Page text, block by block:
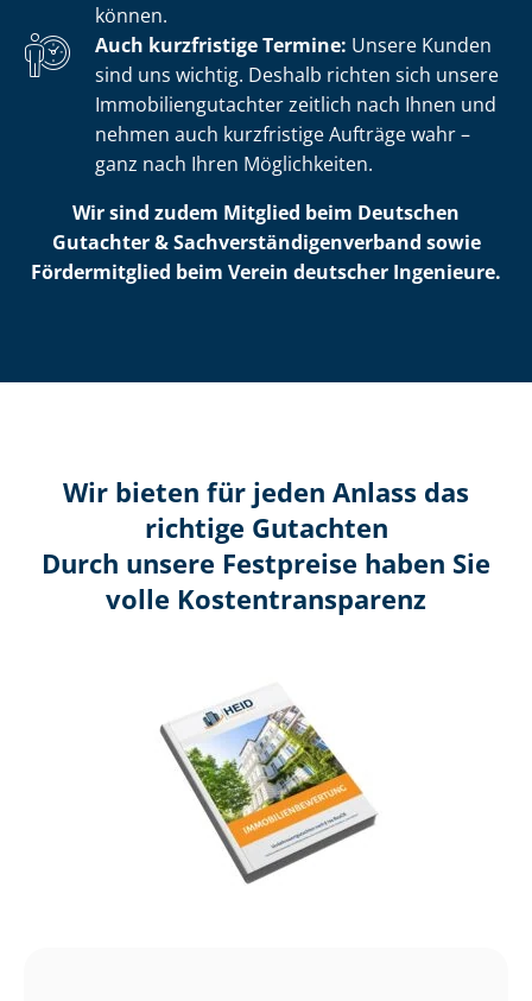
können.
Auch kurzfristige Termine: Unsere Kunden
sind uns wichtig. Deshalb richten sich unsere
Im­mo­bi­li­en­gut­ach­ter zeitlich nach Ihnen und
nehmen auch kurzfristige Aufträge wahr –
ganz nach Ihren Möglichkeiten.
Wir sind zudem Mitglied beim Deutschen
Gutachter & Sach­ver­stän­di­gen­ver­band sowie
Fördermitglied beim Verein deutscher Ingenieure.
Wir bieten für jeden Anlass das
richtige Gutachten
Durch unsere Festpreise haben Sie
volle Kosten­transparenz